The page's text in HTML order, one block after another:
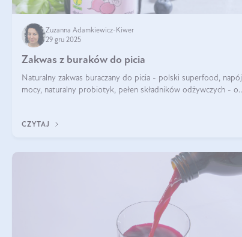
Zuzanna Adamkiewicz-Kiwer
29 gru 2025
Zakwas z buraków do picia
Naturalny zakwas buraczany do picia - polski superfood, napój
mocy, naturalny probiotyk, pełen składników odżywczych - o
CZYTAJ